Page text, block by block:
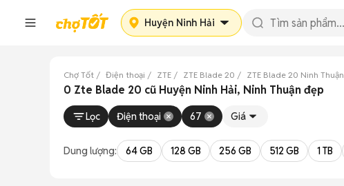
Huyện Ninh Hải
Chợ Tốt Điện thoại ZTE ZTE Blade 20 ZTE Blade 20 Ninh Thuận
0 Zte Blade 20 cũ Huyện Ninh Hải, Ninh Thuận đẹp
Lọc Điện thoại 67 Giá
Dung lượng: 64 GB 128 GB 256 GB 512 GB 1 TB